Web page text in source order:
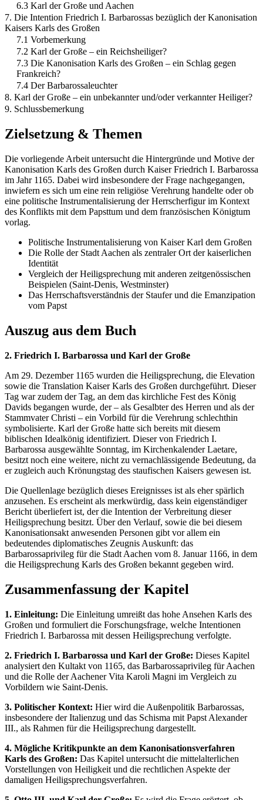
6.3 Karl der Große und Aachen
7. Die Intention Friedrich I. Barbarossas bezüglich der Kanonisation
Kaisers Karls des Großen
7.1 Vorbemerkung
7.2 Karl der Große – ein Reichsheiliger?
7.3 Die Kanonisation Karls des Großen – ein Schlag gegen
Frankreich?
7.4 Der Barbarossaleuchter
8. Karl der Große – ein unbekannter und/oder verkannter Heiliger?
9. Schlussbemerkung
Zielsetzung & Themen
Die vorliegende Arbeit untersucht die Hintergründe und Motive der
Kanonisation Karls des Großen durch Kaiser Friedrich I. Barbarossa
im Jahr 1165. Dabei wird insbesondere der Frage nachgegangen,
inwiefern es sich um eine rein religiöse Verehrung handelte oder ob
eine politische Instrumentalisierung der Herrscherfigur im Kontext
des Konflikts mit dem Papsttum und dem französischen Königtum
vorlag.
Politische Instrumentalisierung von Kaiser Karl dem Großen
Die Rolle der Stadt Aachen als zentraler Ort der kaiserlichen
Identität
Vergleich der Heiligsprechung mit anderen zeitgenössischen
Beispielen (Saint-Denis, Westminster)
Das Herrschaftsverständnis der Staufer und die Emanzipation
vom Papst
Auszug aus dem Buch
2. Friedrich I. Barbarossa und Karl der Große
Am 29. Dezember 1165 wurden die Heiligsprechung, die Elevation
sowie die Translation Kaiser Karls des Großen durchgeführt. Dieser
Tag war zudem der Tag, an dem das kirchliche Fest des König
Davids begangen wurde, der – als Gesalbter des Herren und als der
Stammvater Christi – ein Vorbild für die Verehrung schlechthin
symbolisierte. Karl der Große hatte sich bereits mit diesem
biblischen Idealkönig identifiziert. Dieser von Friedrich I.
Barbarossa ausgewählte Sonntag, im Kirchenkalender Laetare,
besitzt noch eine weitere, nicht zu vernachlässigende Bedeutung, da
er zugleich auch Krönungstag des staufischen Kaisers gewesen ist.
Die Quellenlage bezüglich dieses Ereignisses ist als eher spärlich
anzusehen. Es erscheint als merkwürdig, dass kein eigenständiger
Bericht überliefert ist, der die Intention der Verbreitung dieser
Heiligsprechung besitzt. Über den Verlauf, sowie die bei diesem
Kanonisationsakt anwesenden Personen gibt vor allem ein
bedeutendes diplomatisches Zeugnis Auskunft: das
Barbarossaprivileg für die Stadt Aachen vom 8. Januar 1166, in dem
die Heiligsprechung Karls des Großen bekannt gegeben wird.
Zusammenfassung der Kapitel
1. Einleitung: Die Einleitung umreißt das hohe Ansehen Karls des
Großen und formuliert die Forschungsfrage, welche Intentionen
Friedrich I. Barbarossa mit dessen Heiligsprechung verfolgte.
2. Friedrich I. Barbarossa und Karl der Große: Dieses Kapitel
analysiert den Kultakt von 1165, das Barbarossaprivileg für Aachen
und die Rolle der Aachener Vita Karoli Magni im Vergleich zu
Vorbildern wie Saint-Denis.
3. Politischer Kontext: Hier wird die Außenpolitik Barbarossas,
insbesondere der Italienzug und das Schisma mit Papst Alexander
III., als Rahmen für die Heiligsprechung dargestellt.
4. Mögliche Kritikpunkte an dem Kanonisationsverfahren
Karls des Großen: Das Kapitel untersucht die mittelalterlichen
Vorstellungen von Heiligkeit und die rechtlichen Aspekte der
damaligen Heiligsprechungsverfahren.